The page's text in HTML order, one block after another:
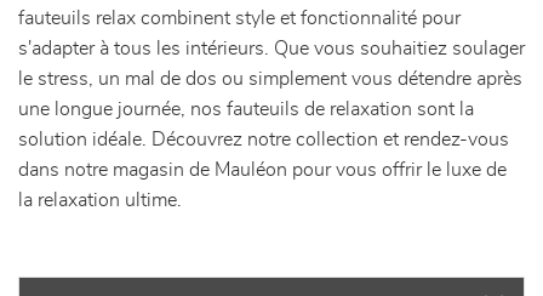
fauteuils relax combinent style et fonctionnalité pour
s'adapter à tous les intérieurs. Que vous souhaitiez soulager
le stress, un mal de dos ou simplement vous détendre après
une longue journée, nos fauteuils de relaxation sont la
solution idéale. Découvrez notre collection et rendez-vous
dans notre magasin de Mauléon pour vous offrir le luxe de
la relaxation ultime.